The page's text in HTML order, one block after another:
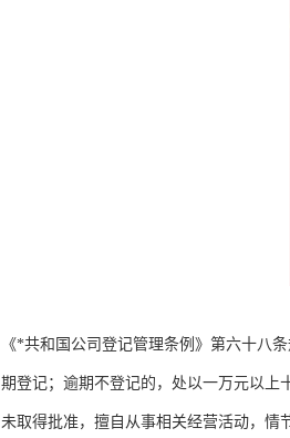
《*共和国公司登记管理条例》第六十八
期登记；逾期不登记的，处以一万元以上
未取得批准，擅自从事相关经营活动，情